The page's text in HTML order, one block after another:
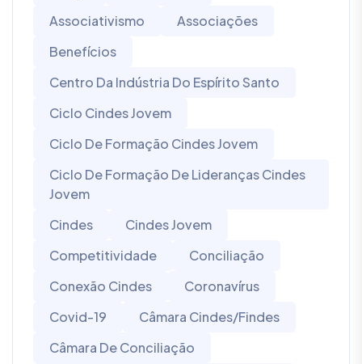
Associativismo
Associações
Benefícios
Centro Da Indústria Do Espírito Santo
Ciclo Cindes Jovem
Ciclo De Formação Cindes Jovem
Ciclo De Formação De Lideranças Cindes
Jovem
Cindes
Cindes Jovem
Competitividade
Conciliação
Conexão Cindes
Coronavírus
Covid-19
Câmara Cindes/Findes
Câmara De Conciliação